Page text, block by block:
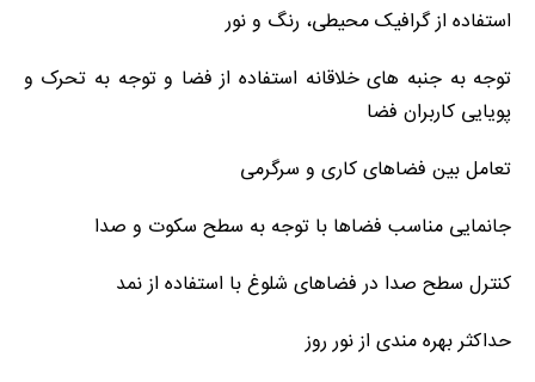
استفاده از گرافیک محیطی، رنگ و نور
توجه به جنبه های خلاقانه استفاده از فضا و توجه به تحرک و
پویایی کاربران فضا
تعامل بین فضاهای کاری و سرگرمی
جانمایی مناسب فضاها با توجه به سطح سکوت و صدا
کنترل سطح صدا در فضاهای شلوغ با استفاده از نمد
حداکثر بهره مندی از نور روز